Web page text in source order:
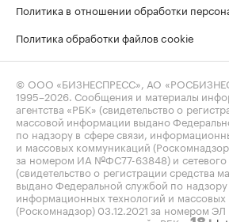
Политика в отношении обработки
Политика обработки файлов cookie
© ООО «БИЗНЕСПРЕСС», АО
1995–2026 . Сообщения и материалы
агентства «РБК» (свидетельство о
массовой информации выдано
по надзору в сфере связи,
и массовых коммуникаций
за номером ИА №ФС77-63848) и сетевого
(свидетельство о регистрации средства
выдано Федеральной службой по надзору
информационных технологий и
(Роскомнадзор) 03.12.2021 за номером